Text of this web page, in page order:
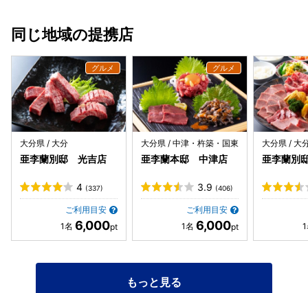
同じ地域の提携店
大分県 / 大分
亜李蘭別邸 光吉店
4 (337)
ご利用目安
6,000
大分県 / 中津・杵築・国東
亜李蘭本邸 中津店
3.9 (406)
ご利用目安
6,000
大分県 / 大
亜李蘭別
もっと見る